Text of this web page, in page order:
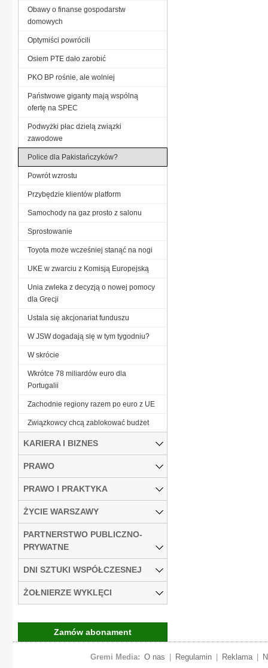
Obawy o finanse gospodarstw
domowych
Optymiści powrócili
Osiem PTE dało zarobić
PKO BP rośnie, ale wolniej
Państwowe giganty mają wspólną
ofertę na SPEC
Podwyżki płac dzielą związki
zawodowe
Police dla Pakistańczyków?
Powrót wzrostu
Przybędzie klientów platform
Samochody na gaz prosto z salonu
Sprostowanie
Toyota może wcześniej stanąć na nogi
UKE w zwarciu z Komisją Europejską
Unia zwleka z decyzją o nowej pomocy
dla Grecji
Ustala się akcjonariat funduszu
W JSW dogadają się w tym tygodniu?
W skrócie
Wkrótce 78 miliardów euro dla
Portugalii
Zachodnie regiony razem po euro z UE
Związkowcy chcą zablokować budżet
KARIERA I BIZNES
PRAWO
PRAWO I PRAKTYKA
ŻYCIE WARSZAWY
PARTNERSTWO PUBLICZNO-
PRYWATNE
DNI SZTUKI WSPÓŁCZESNEJ
ŻOŁNIERZE WYKLĘCI
Zamów abonament
Gremi Media: O nas Regulamin Reklama